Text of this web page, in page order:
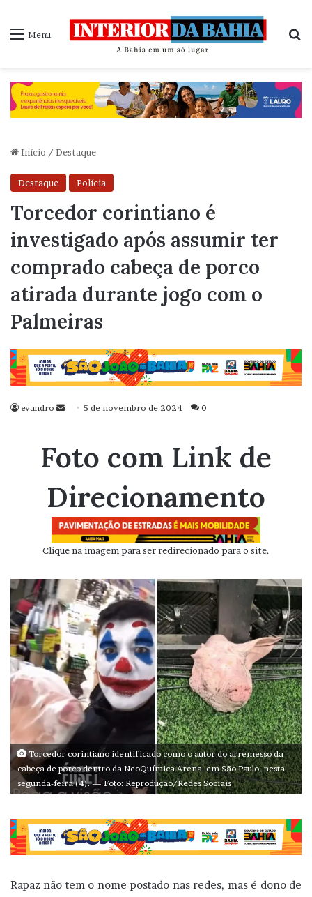
Menu
Início / Destaque
Destaque Polícia
Torcedor corintiano é
investigado após assumir ter
comprado cabeça de porco
atirada durante jogo com o
Palmeiras
evandro
Mande
mail
5 de novembro de 2024 0
Foto com Link de
Direcionamento
Clique na imagem para ser redirecionado para o site.
Torcedor corintiano identificado como o autor do arremesso da
cabeça de porco dentro da NeoQuímica Arena, em São Paulo, nesta
segunda-feira (4). — Foto: Reprodução/Redes Sociais
Rapaz não tem o nome postado nas redes, mas é dono de